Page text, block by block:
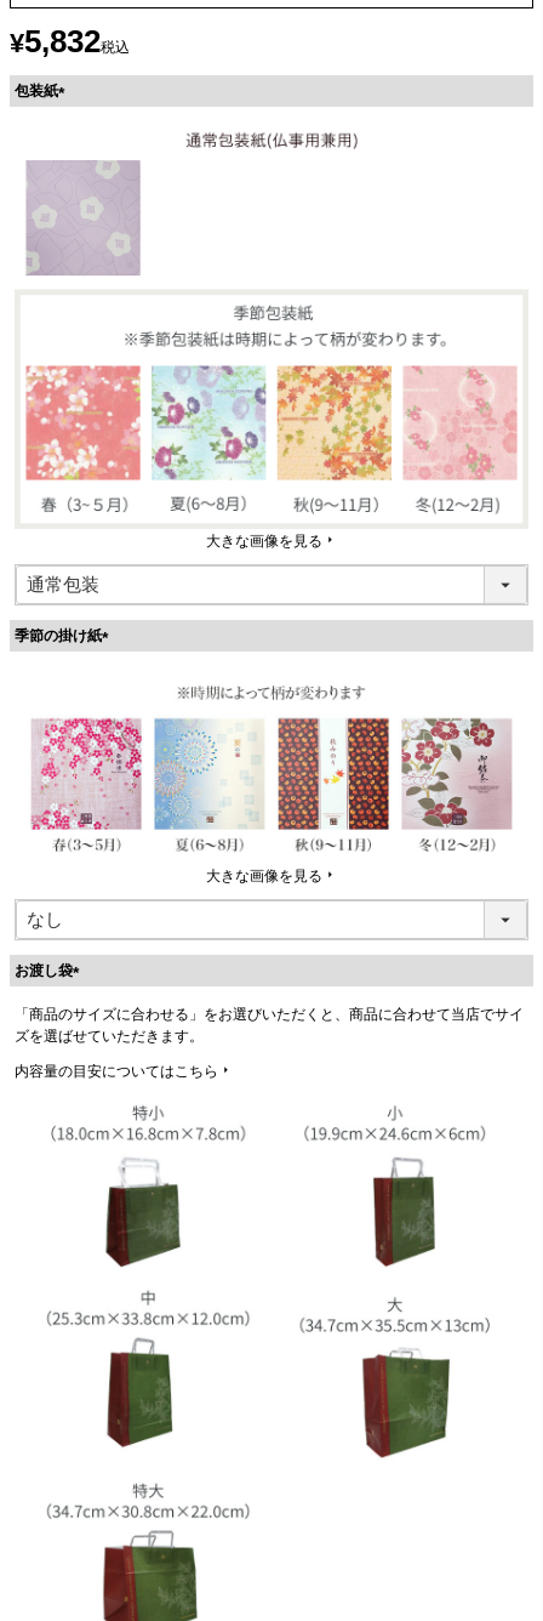
¥5,832税込
包装紙
須
大きな画像を見る
季節の掛け紙
)
大きな画像を見る
お渡し袋
必
須
)
「商品のサイズに合わせる」をお選びいただくと、商品に合わせて当店でサイ
ズを選ばせていただきます。
内容量の目安についてはこちら